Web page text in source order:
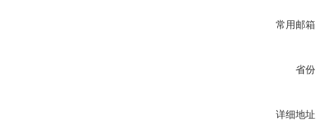
常用邮
省
详细地